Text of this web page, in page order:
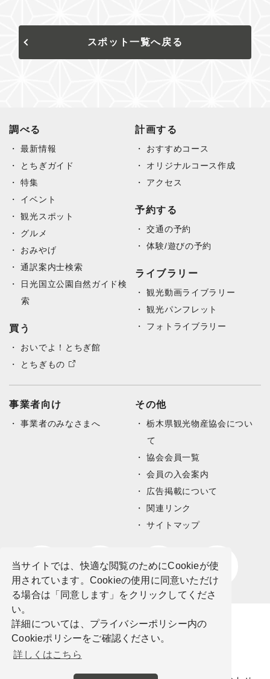
当サイトでは、快適な閲覧のためにCookieが使
用されています。Cookieの使用に同意いただけ
る場合は「同意します」をクリックしてくださ
い。
詳細については、プライバシーポリシー内の
Cookieポリシーをご確認ください。
詳しくはこちら
スポット一覧へ戻る
調べる
最新情報
とちぎガイド
特集
イベント
観光スポット
グルメ
おみやげ
通訳案内士検索
日光国立公園自然ガイド検
索
買う
おいでよ！とちぎ館
とちぎもの
計画する
おすすめコース
オリジナルコース作成
アクセス
予約する
交通の予約
体験/遊びの予約
ライブラリー
観光動画ライブラリー
観光パンフレット
フォトライブラリー
事業者向け
事業者のみなさまへ
その他
栃木県観光物産協会につい
て
協会会員一覧
会員の入会案内
広告掲載について
関連リンク
サイトマップ